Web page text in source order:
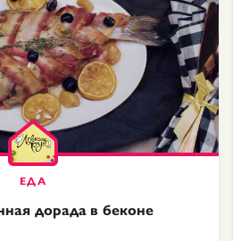
дорада в беконе